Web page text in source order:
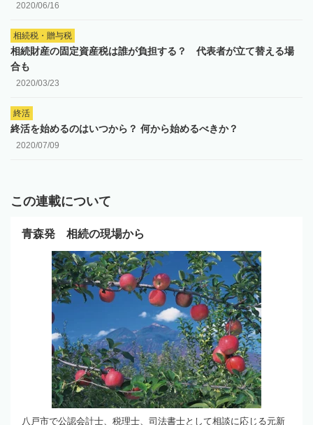
2020/06/16
相続税・贈与税
相続財産の固定資産税は誰が負担する？ 代表者が立て替える場
合も
2020/03/23
終活
終活を始めるのはいつから？ 何から始めるべきか？
2020/07/09
この連載について
青森発 相続の現場から
八戸市で公認会計士、税理士、司法書士として相談に応じる元新